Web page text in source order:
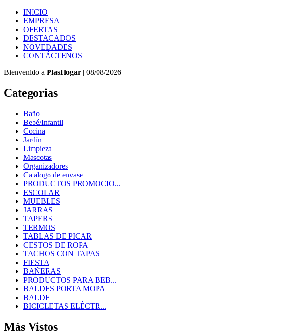
INICIO
EMPRESA
OFERTAS
DESTACADOS
NOVEDADES
CONTÁCTENOS
Bienvenido a PlasHogar | 08/08/2026
Categorias
Baño
Bebé/Infantil
Cocina
Jardín
Limpieza
Mascotas
Organizadores
Catalogo de envase...
PRODUCTOS PROMOCIO...
ESCOLAR
MUEBLES
JARRAS
TAPERS
TERMOS
TABLAS DE PICAR
CESTOS DE ROPA
TACHOS CON TAPAS
FIESTA
BAÑERAS
PRODUCTOS PARA BEB...
BALDES PORTA MOPA
BALDE
BICICLETAS ELÉCTR...
Más Vistos